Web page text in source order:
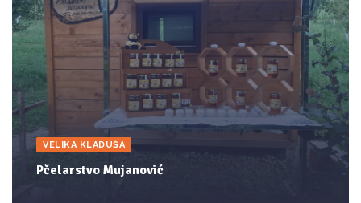
VELIKA KLADUŠA
Pčelarstvo Mujanović